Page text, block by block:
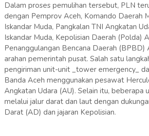
Dalam proses pemulihan tersebut, PLN
dengan Pemprov Aceh, Komando Daerah
Iskandar Muda, Pangkalan TNI Angkatan
Iskandar Muda, Kepolisian Daerah (Polda)
Penanggulangan Bencana Daerah (BPBD)
arahan pemerintah pusat. Salah satu
pengiriman unit-unit _tower emergency_
Banda Aceh menggunakan pesawat
Angkatan Udara (AU). Selain itu, beberapa
melalui jalur darat dan laut dengan
Darat (AD) dan jajaran Kepolisian.